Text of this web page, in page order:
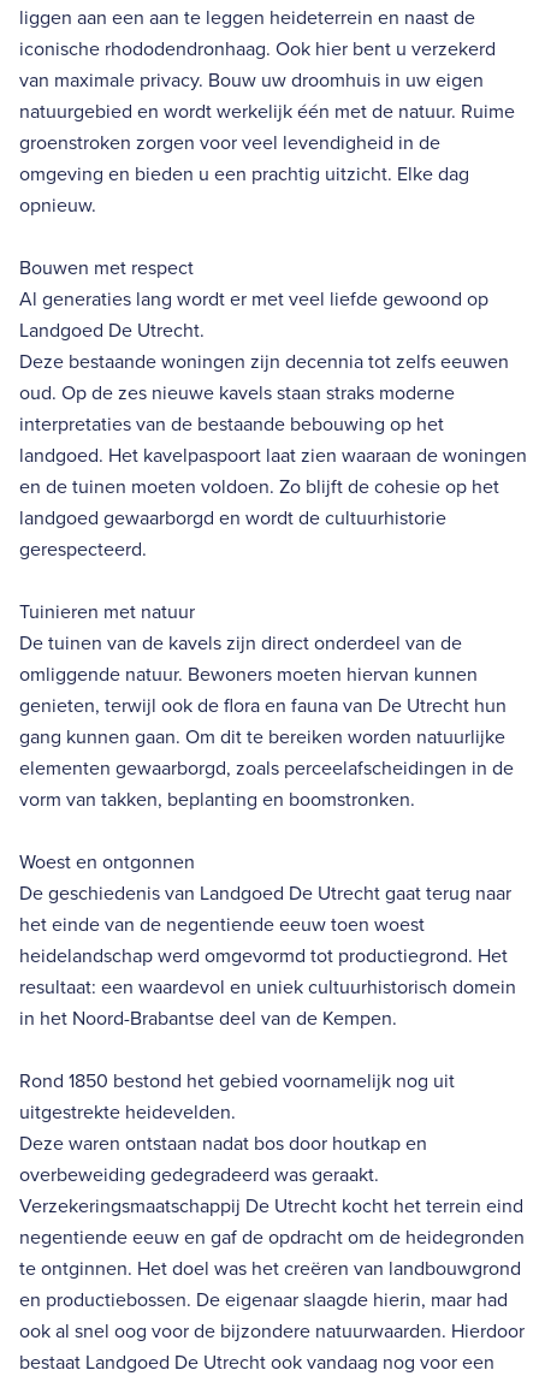
liggen aan een aan te leggen heideterrein en naast de
iconische rhododendronhaag. Ook hier bent u verzekerd
van maximale privacy. Bouw uw droomhuis in uw eigen
natuurgebied en wordt werkelijk één met de natuur. Ruime
groenstroken zorgen voor veel levendigheid in de
omgeving en bieden u een prachtig uitzicht. Elke dag
opnieuw.
Bouwen met respect
Al generaties lang wordt er met veel liefde gewoond op
Landgoed De Utrecht.
Deze bestaande woningen zijn decennia tot zelfs eeuwen
oud. Op de zes nieuwe kavels staan straks moderne
interpretaties van de bestaande bebouwing op het
landgoed. Het kavelpaspoort laat zien waaraan de woningen
en de tuinen moeten voldoen. Zo blijft de cohesie op het
landgoed gewaarborgd en wordt de cultuurhistorie
gerespecteerd.
Tuinieren met natuur
De tuinen van de kavels zijn direct onderdeel van de
omliggende natuur. Bewoners moeten hiervan kunnen
genieten, terwijl ook de flora en fauna van De Utrecht hun
gang kunnen gaan. Om dit te bereiken worden natuurlijke
elementen gewaarborgd, zoals perceelafscheidingen in de
vorm van takken, beplanting en boomstronken.
Woest en ontgonnen
De geschiedenis van Landgoed De Utrecht gaat terug naar
het einde van de negentiende eeuw toen woest
heidelandschap werd omgevormd tot productiegrond. Het
resultaat: een waardevol en uniek cultuurhistorisch domein
in het Noord-Brabantse deel van de Kempen.
Rond 1850 bestond het gebied voornamelijk nog uit
uitgestrekte heidevelden.
Deze waren ontstaan nadat bos door houtkap en
overbeweiding gedegradeerd was geraakt.
Verzekeringsmaatschappij De Utrecht kocht het terrein eind
negentiende eeuw en gaf de opdracht om de heidegronden
te ontginnen. Het doel was het creëren van landbouwgrond
en productiebossen. De eigenaar slaagde hierin, maar had
ook al snel oog voor de bijzondere natuurwaarden. Hierdoor
bestaat Landgoed De Utrecht ook vandaag nog voor een